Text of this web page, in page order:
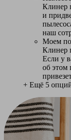
Клинер
и
наш
Моем
Клинер
Если у
об этом
+ Ещё 5